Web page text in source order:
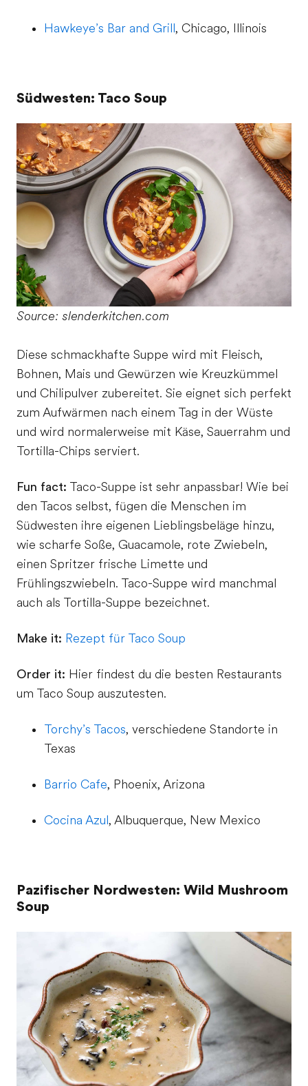
Hawkeye’s Bar and Grill, Chicago, Illinois
Südwesten: Taco Soup
Source: slenderkitchen.com
Diese schmackhafte Suppe wird mit Fleisch,
Bohnen, Mais und Gewürzen wie Kreuzkümmel
und Chilipulver zubereitet. Sie eignet sich perfekt
zum Aufwärmen nach einem Tag in der Wüste
und wird normalerweise mit Käse, Sauerrahm und
Tortilla-Chips serviert.
Fun fact: Taco-Suppe ist sehr anpassbar! Wie bei
den Tacos selbst, fügen die Menschen im
Südwesten ihre eigenen Lieblingsbeläge hinzu,
wie scharfe Soße, Guacamole, rote Zwiebeln,
einen Spritzer frische Limette und
Frühlingszwiebeln. Taco-Suppe wird manchmal
auch als Tortilla-Suppe bezeichnet.
Make it: Rezept für Taco Soup
Order it: Hier findest du die besten Restaurants
um Taco Soup auszutesten.
Torchy’s Tacos, verschiedene Standorte in
Texas
Barrio Cafe, Phoenix, Arizona
Cocina Azul , Albuquerque, New Mexico
Pazifischer Nordwesten: Wild Mushroom
Soup